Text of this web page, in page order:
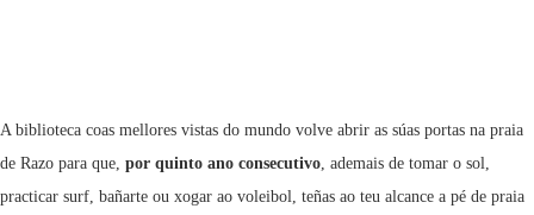
A biblioteca coas mellores vistas do mundo volve abrir as súas portas na praia
de Razo para que, por quinto ano consecutivo , ademais de tomar o sol,
practicar surf, bañarte ou xogar ao voleibol, teñas ao teu alcance a pé de praia